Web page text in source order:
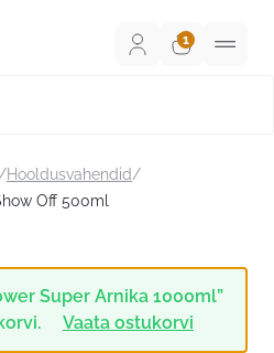
/Hooldusvahendid/
Off 500ml
Super Arnika 1000ml”
Vaata ostukorvi